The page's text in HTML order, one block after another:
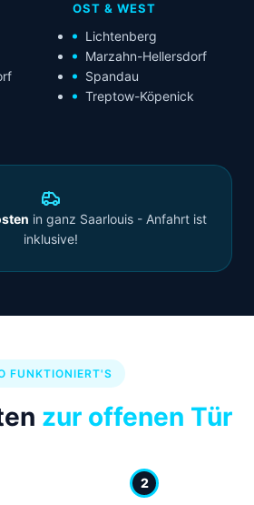
OST & WEST
Lichtenberg
Marzahn-Hellersdorf
Spandau
Treptow-Köpenick
in ganz Saarlouis - Anfahrt ist
inklusive!
FUNKTIONIERT'S
zur offenen Tür
2